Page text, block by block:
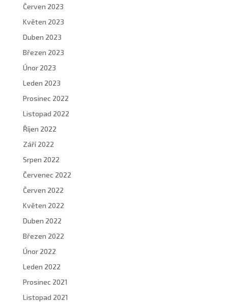
Červen 2023
Květen 2023
Duben 2023
Březen 2023
Únor 2023
Leden 2023
Prosinec 2022
Listopad 2022
Říjen 2022
Září 2022
Srpen 2022
Červenec 2022
Červen 2022
Květen 2022
Duben 2022
Březen 2022
Únor 2022
Leden 2022
Prosinec 2021
Listopad 2021